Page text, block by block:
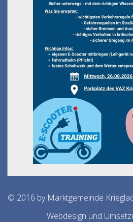
© 2016 by Marktgemeinde
Webdesign und